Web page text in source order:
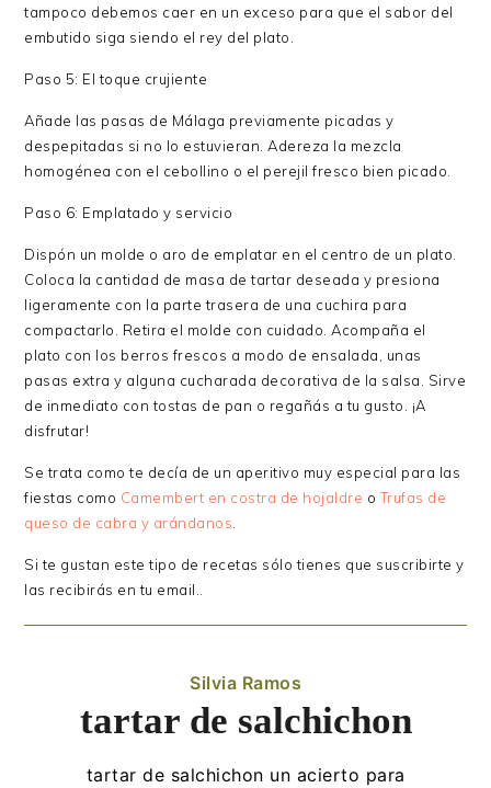
tampoco debemos caer en un exceso para que el sabor del
embutido siga siendo el rey del plato.
Paso 5: El toque crujiente
Añade las pasas de Málaga previamente picadas y
despepitadas si no lo estuvieran. Adereza la mezcla
homogénea con el cebollino o el perejil fresco bien picado.
Paso 6: Emplatado y servicio
Dispón un molde o aro de emplatar en el centro de un plato.
Coloca la cantidad de masa de tartar deseada y presiona
ligeramente con la parte trasera de una cuchira para
compactarlo. Retira el molde con cuidado. Acompaña el
plato con los berros frescos a modo de ensalada, unas
pasas extra y alguna cucharada decorativa de la salsa. Sirve
de inmediato con tostas de pan o regañás a tu gusto. ¡A
disfrutar!
Se trata como te decía de un aperitivo muy especial para las
fiestas como Camembert en costra de hojaldre oTrufas de
queso de cabra y arándanos.
Si te gustan este tipo de recetas sólo tienes que suscribirte y
las recibirás en tu email..
Silvia Ramos
tartar de salchichon
tartar de salchichon un acierto para